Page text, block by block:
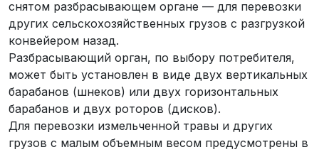
снятом разбрасывающем органе — для перевозки
других сельскохозяйственных грузов с разгрузкой
конвейером назад.
Разбрасывающий орган, по выбору потребителя,
может быть установлен в виде двух вертикальных
барабанов (шнеков) или двух горизонтальных
барабанов и двух роторов (дисков).
Для перевозки измельченной травы и других
грузов с малым объемным весом предусмотрены в